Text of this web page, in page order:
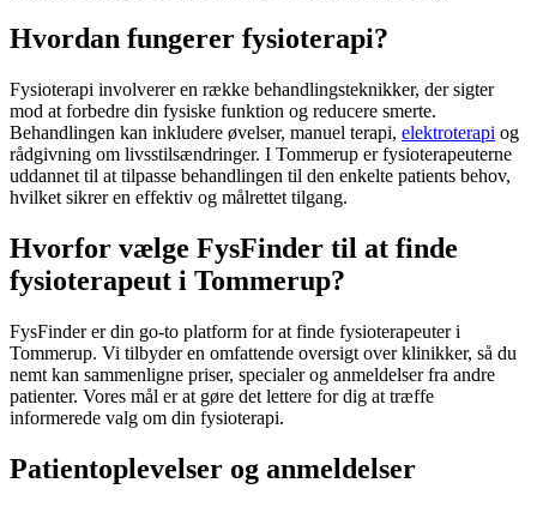
Hvordan fungerer fysioterapi?
Fysioterapi involverer en række behandlingsteknikker, der sigter
mod at forbedre din fysiske funktion og reducere smerte.
Behandlingen kan inkludere øvelser, manuel terapi, elektroterapi og
rådgivning om livsstilsændringer. I Tommerup er fysioterapeuterne
uddannet til at tilpasse behandlingen til den enkelte patients behov,
hvilket sikrer en effektiv og målrettet tilgang.
Hvorfor vælge FysFinder til at finde
fysioterapeut i Tommerup?
FysFinder er din go-to platform for at finde fysioterapeuter i
Tommerup. Vi tilbyder en omfattende oversigt over klinikker, så du
nemt kan sammenligne priser, specialer og anmeldelser fra andre
patienter. Vores mål er at gøre det lettere for dig at træffe
informerede valg om din fysioterapi.
Patientoplevelser og anmeldelser